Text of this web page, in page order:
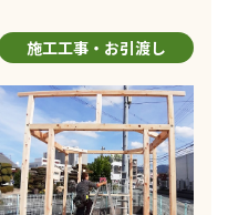
施工工事・お引渡し